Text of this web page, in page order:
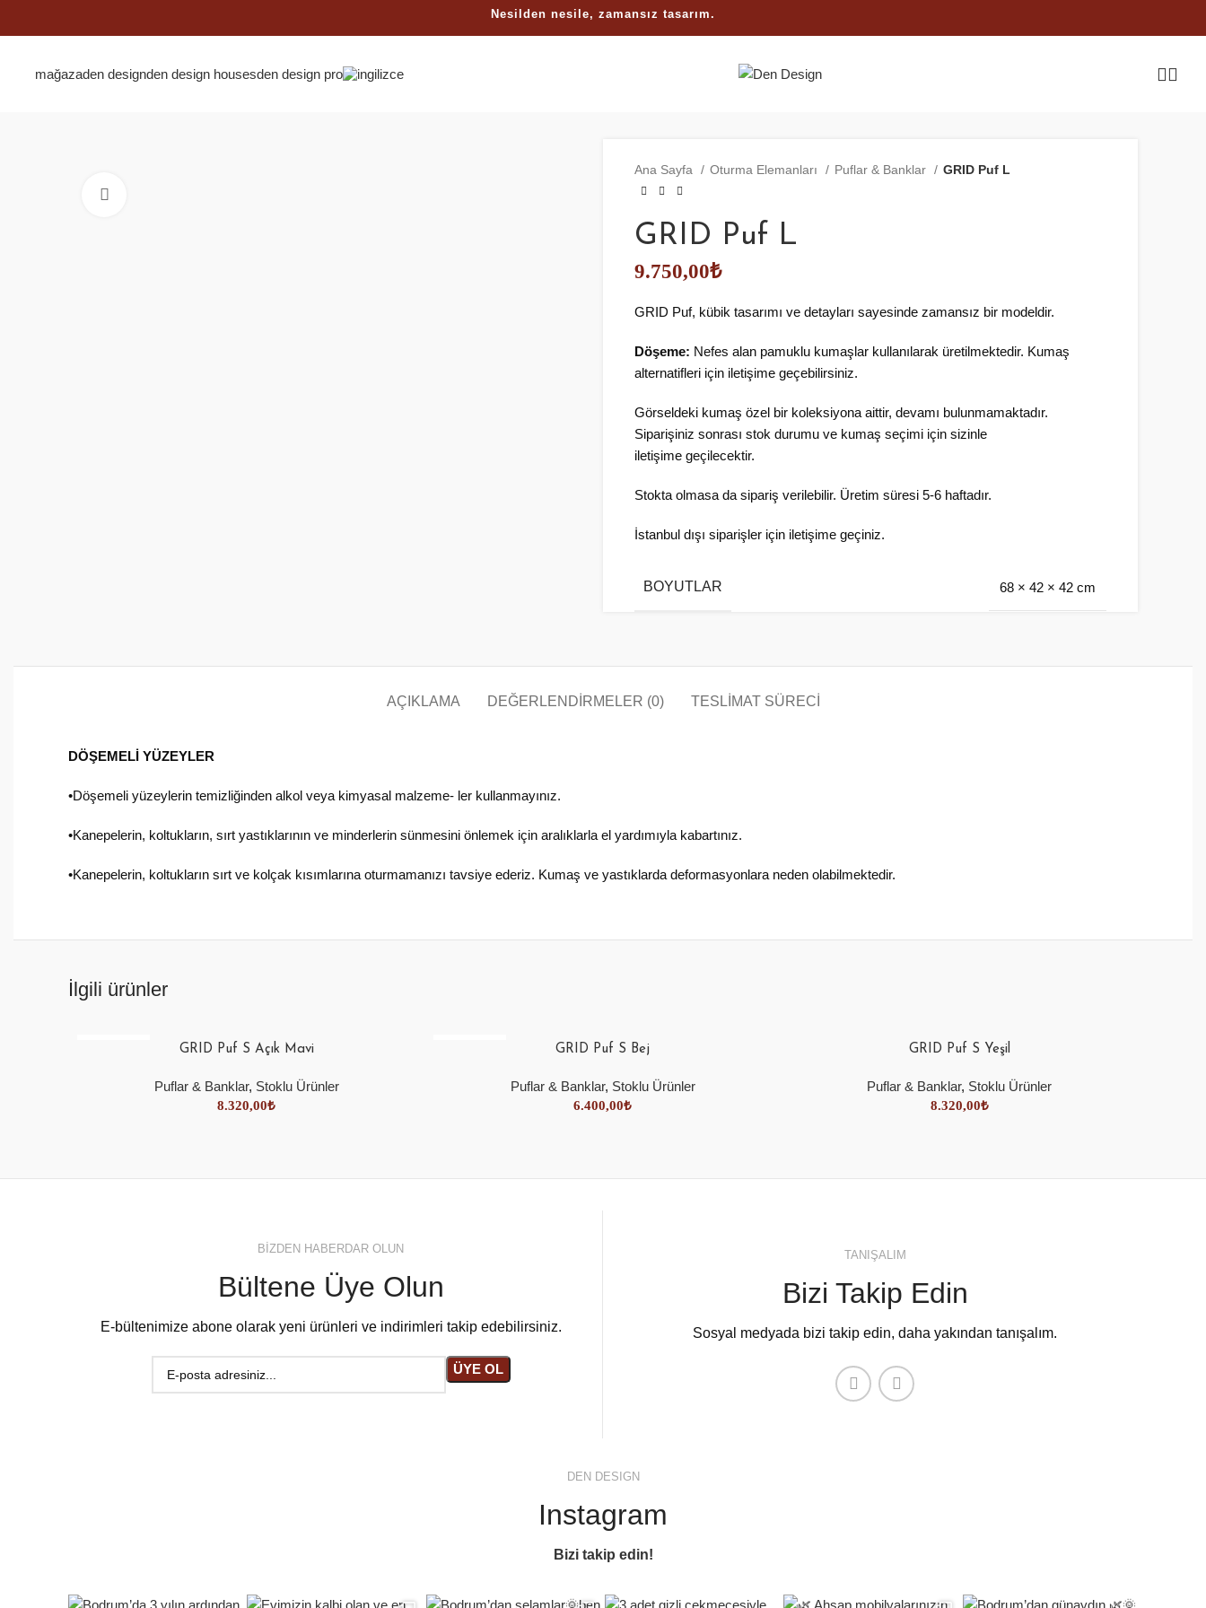
Nesilden nesile, zamansız tasarım.
mağazaden designden design housesden design pro
Ana Sayfa Oturma Elemanları Puflar & Banklar GRID Puf L
GRID Puf L
9.750,00₺
GRID Puf, kübik tasarımı ve detayları sayesinde zamansız bir modeldir.
Döşeme: Nefes alan pamuklu kumaşlar kullanılarak üretilmektedir. Kumaş
alternatifleri için iletişime geçebilirsiniz.
Görseldeki kumaş özel bir koleksiyona aittir, devamı bulunmamaktadır.
Siparişiniz sonrası stok durumu ve kumaş seçimi için sizinle
iletişime geçilecektir.
Stokta olmasa da sipariş verilebilir. Üretim süresi 5-6 haftadır.
İstanbul dışı siparişler için iletişime geçiniz.
BOYUTLAR 68 × 42 × 42 cm
AÇIKLAMA DEĞERLENDIRMELER (0) TESLIMAT SÜRECI
DÖŞEMELİ YÜZEYLER
•Döşemeli yüzeylerin temizliğinden alkol veya kimyasal malzeme- ler kullanmayınız.
•Kanepelerin, koltukların, sırt yastıklarının ve minderlerin sünmesini önlemek için aralıklarla el yardımıyla kabartınız.
•Kanepelerin, koltukların sırt ve kolçak kısımlarına oturmamanızı tavsiye ederiz. Kumaş ve yastıklarda deformasyonlara neden olabilmektedir.
İlgili ürünler
GRID Puf S Açık Mavi
Puflar & Banklar, Stoklu Ürünler
8.320,00₺
GRID Puf S Bej
Puflar & Banklar, Stoklu Ürünler
6.400,00₺
GRID Puf S Yeşil
Puflar & Banklar, Stoklu Ürünler
8.320,00₺
BİZDEN HABERDAR OLUN
Bültene Üye Olun
E-bültenimize abone olarak yeni ürünleri ve indirimleri takip edebilirsiniz.
TANIŞALIM
Bizi Takip Edin
Sosyal medyada bizi takip edin, daha yakından tanışalım.
DEN DESIGN
Instagram
Bizi takip edin!